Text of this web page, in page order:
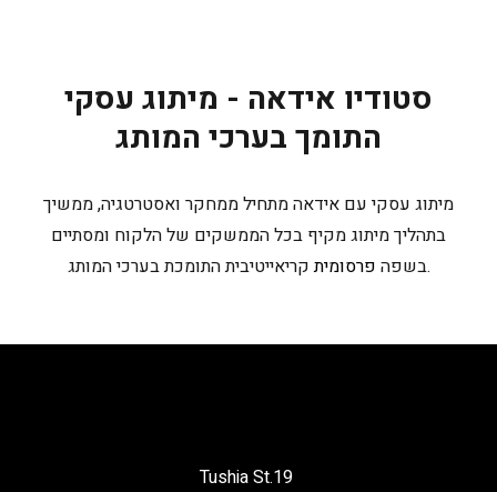
סטודיו אידאה - מיתוג עסקי
התומך בערכי המותג
מיתוג עסקי עם אידאה מתחיל ממחקר ואסטרטגיה, ממשיך
בתהליך מיתוג מקיף בכל הממשקים של הלקוח ומסתיים
בשפה פרסומית קריאייטיבית התומכת בערכי המותג.
Tushia St.19